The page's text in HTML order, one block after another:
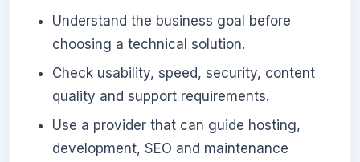
Understand the business goal before
choosing a technical solution.
Check usability, speed, security, content
quality and support requirements.
Use a provider that can guide hosting,
development, SEO and maintenance